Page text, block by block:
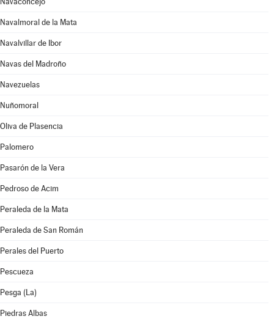
Navalmoral de la Mata
Navalvillar de Ibor
Navas del Madroño
Navezuelas
Nuñomoral
Oliva de Plasencia
Palomero
Pasarón de la Vera
Pedroso de Acim
Peraleda de la Mata
Peraleda de San Román
Perales del Puerto
Pescueza
Pesga (La)
Piedras Albas